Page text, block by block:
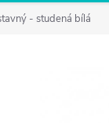
- studená bílá